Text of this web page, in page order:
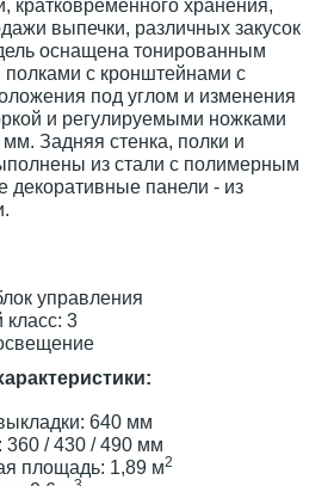
кратковременного хранения,
выпечки, различных закусок
оснащена тонированным
полками с кронштейнами c
под углом и изменения
и регулируемыми ножками
Задняя стенка, полки и
из стали с полимерным
декоративные панели - из
управления
класс: 3
640 мм
360 / 430 / 490 мм
площадь: 1,89 м2